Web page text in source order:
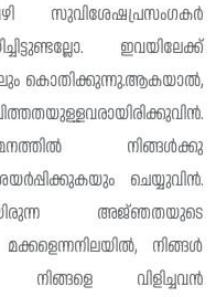
സുവിശേഷപ്രസംഗകർ
ഇവയിലേക്ക്
കൊതിക്കുന്നു.ആകയാൽ,
നിങ്ങൾക്കു
ചെയ്യുവിൻ.
അജ്‌ഞതയുടെ
നിങ്ങൾ
നിങ്ങളെ വിളിച്ചവൻ